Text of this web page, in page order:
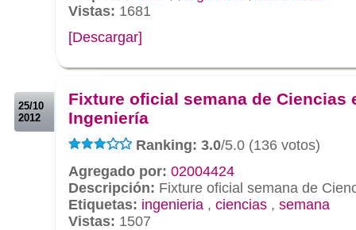
Vistas: 1681
[Descargar]
25/10
2012
Fixture oficial semana de Ciencias
Ingeniería
Ranking: 3.0/5.0 (136 votos)
Agregado por: 02004424
Descripción: Fixture oficial semana de
Etiquetas: ingenieria , ciencias , semana
Vistas: 1507